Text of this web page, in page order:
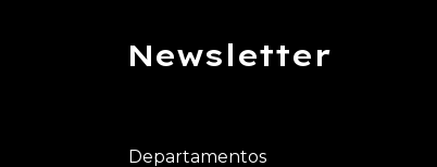
Newsletter
Departamentos